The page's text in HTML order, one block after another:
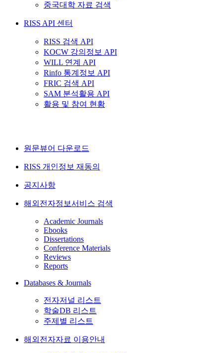
중국대학 자료 검색
RISS API 센터
RISS 검색 API
KOCW 강의정보 API
WILL 연계 API
Rinfo 통계정보 API
FRIC 검색 API
SAM 분석활용 API
활용 및 참여 현황
원문뷰어 다운로드
RISS 개인정보 재동의
공지사항
해외전자정보서비스 검색
Academic Journals
Ebooks
Dissertations
Conference Materials
Reviews
Reports
Databases & Journals
전자저널 리스트
학술DB 리스트
주제별 리스트
해외전자자료 이용안내